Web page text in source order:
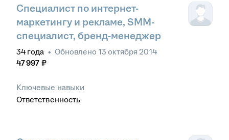
Специалист по интернет-
маркетингу и рекламе, SMM-
специалист, бренд-менеджер
34 года • Обновлено 13 октября 2014
47 997 ₽
Ключевые навыки
Ответственность